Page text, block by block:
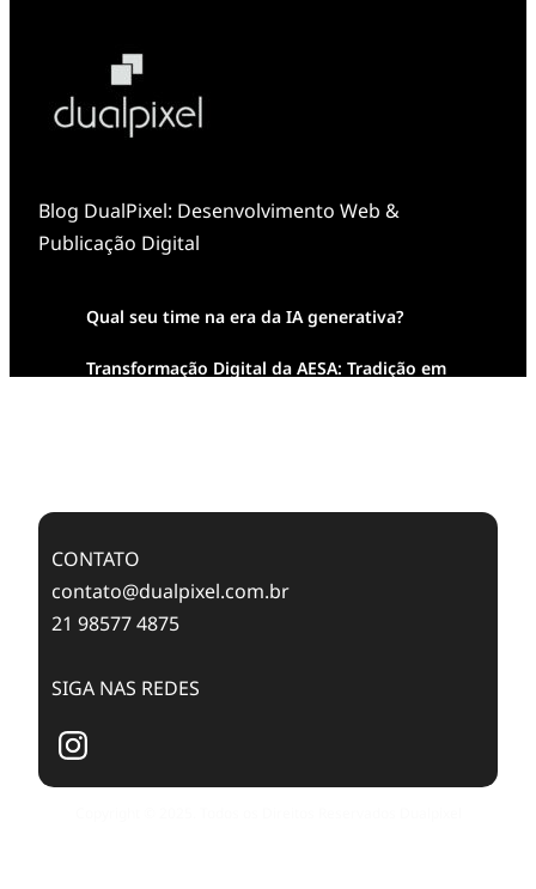
Blog DualPixel: Desenvolvimento Web &
Publicação Digital
Qual seu time na era da IA generativa?
Transformação Digital da AESA: Tradição em
CONTATO
contato@dualpixel.com.br
21 98577 4875
SIGA NAS REDES